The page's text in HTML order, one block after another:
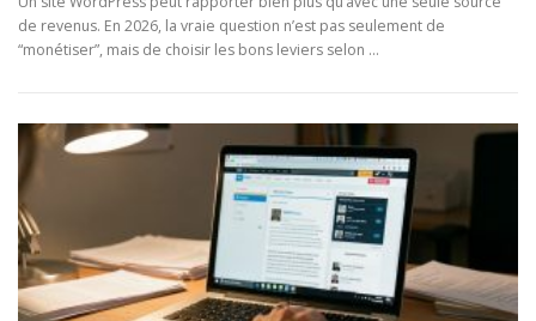
de revenus. En 2026, la vraie question n’est pas seulement de
“monétiser”, mais de choisir les bons leviers selon …